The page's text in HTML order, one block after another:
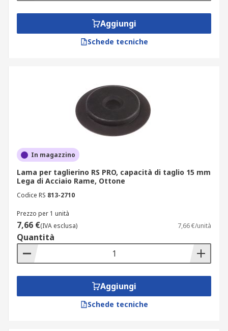
Aggiungi
Schede tecniche
In magazzino
Lama per taglierino RS PRO, capacità di taglio 15 mm
Lega di Acciaio Rame, Ottone
Codice RS 813-2710
Prezzo per 1 unità
7,66 €(IVA esclusa) 7,66 €/unità
Quantità
Aggiungi
Schede tecniche